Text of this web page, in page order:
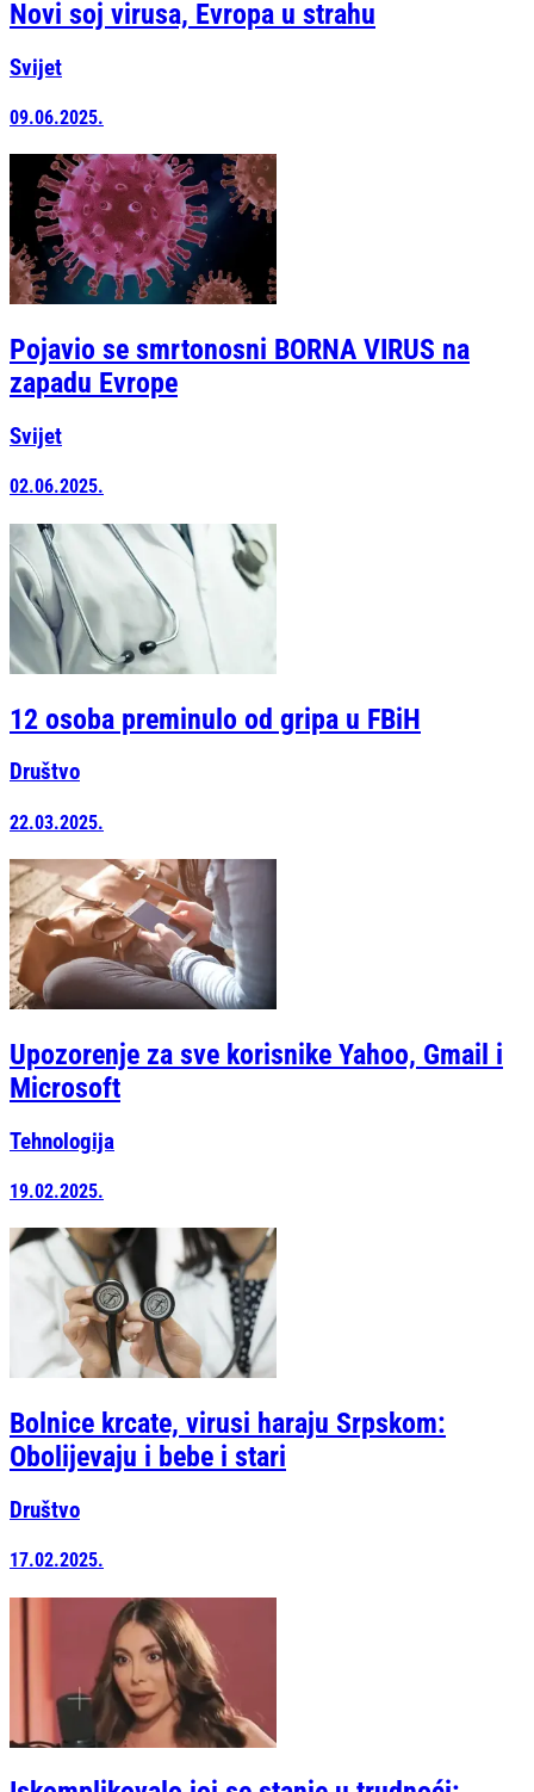
Novi soj virusa, Evropa u strahu
Svijet
09.06.2025.
Pojavio se smrtonosni BORNA VIRUS na
zapadu Evrope
Svijet
02.06.2025.
12 osoba preminulo od gripa u FBiH
Društvo
22.03.2025.
Upozorenje za sve korisnike Yahoo, Gmail i
Microsoft
Tehnologija
19.02.2025.
Bolnice krcate, virusi haraju Srpskom:
Obolijevaju i bebe i stari
Društvo
17.02.2025.